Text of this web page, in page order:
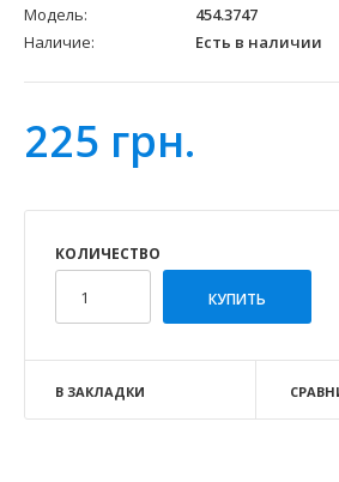
Модель:
454.3747
Наличие:
Есть в наличии
225 грн.
КОЛИЧЕСТВО
В ЗАКЛАДКИ